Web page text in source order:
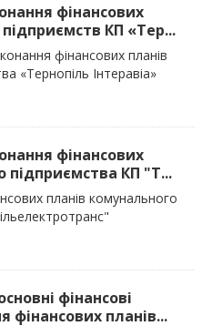
фінансових
КП «Тер...
фінансових планів
«Тернопіль Інтеравіа»
фінансових
підприємства КП "Т...
планів комунального
фінансові
фінансових планів...